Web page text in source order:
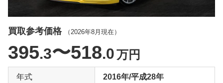
買取参考価格 （ 2026年8月 現在）
395.3〜518.0万円
年式 2016年/平成28年